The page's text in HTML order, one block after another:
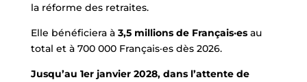
la réforme des retraites.
Elle bénéficiera à 3,5 millions de Français·esau
total et à 700 000 Français·es dès 2026.
Jusqu’au 1er janvier 2028, dans l’attente de